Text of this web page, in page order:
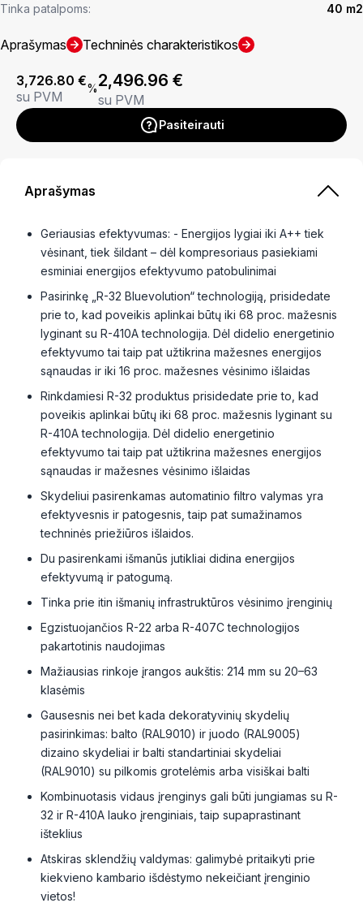
Tinka patalpoms:
40 m2
Aprašymas Techninės charakteristikos
3,726.80 €
su PVM
%2,496.96 €
su PVM
Pasiteirauti
Aprašymas
Geriausias efektyvumas: - Energijos lygiai iki A++ tiek
vėsinant, tiek šildant – dėl kompresoriaus pasiekiami
esminiai energijos efektyvumo patobulinimai
Pasirinkę „R-32 Bluevolution“ technologiją, prisidedate
prie to, kad poveikis aplinkai būtų iki 68 proc. mažesnis
lyginant su R-410A technologija. Dėl didelio energetinio
efektyvumo tai taip pat užtikrina mažesnes energijos
sąnaudas ir iki 16 proc. mažesnes vėsinimo išlaidas
Rinkdamiesi R-32 produktus prisidedate prie to, kad
poveikis aplinkai būtų iki 68 proc. mažesnis lyginant su
R-410A technologija. Dėl didelio energetinio
efektyvumo tai taip pat užtikrina mažesnes energijos
sąnaudas ir mažesnes vėsinimo išlaidas
Skydeliui pasirenkamas automatinio filtro valymas yra
efektyvesnis ir patogesnis, taip pat sumažinamos
techninės priežiūros išlaidos.
Du pasirenkami išmanūs jutikliai didina energijos
efektyvumą ir patogumą.
Tinka prie itin išmanių infrastruktūros vėsinimo įrenginių
Egzistuojančios R-22 arba R-407C technologijos
pakartotinis naudojimas
Mažiausias rinkoje įrangos aukštis: 214 mm su 20–63
klasėmis
Gausesnis nei bet kada dekoratyvinių skydelių
pasirinkimas: balto (RAL9010) ir juodo (RAL9005)
dizaino skydeliai ir balti standartiniai skydeliai
(RAL9010) su pilkomis grotelėmis arba visiškai balti
Kombinuotasis vidaus įrenginys gali būti jungiamas su R-
32 ir R-410A lauko įrenginiais, taip supaprastinant
išteklius
Atskiras sklendžių valdymas: galimybė pritaikyti prie
kiekvieno kambario išdėstymo nekeičiant įrenginio
vietos!